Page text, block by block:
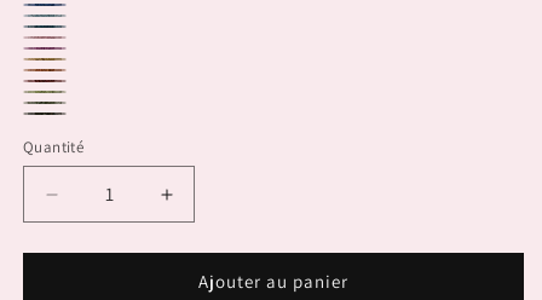
1143.0033
1143.0006
1143.0073
1143.0074
1143.0009
1143.0065
1143.0014
1143.0059
1143.0060
1143.0016
1143.0017
Quantité
Réduire
la
quantité
Augmenter
la
quantité
Ajouter au panier